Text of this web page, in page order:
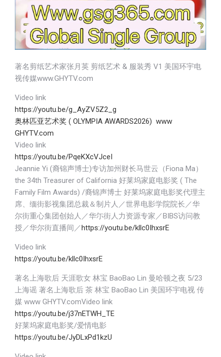
著名剪纸艺术家张月英 剪纸艺术 & 服装秀 V1 美国环宇电
视传媒www.GHYTV.com
Video link
https://youtu.be/g_AyZV5Z2_g
奥林匹亚艺术奖 ( OLYMPIA AWARDS2026) www
GHYTV.com
Video link
https://youtu.be/PqeKXcVJceI
Jeannie Yi (裔锦声博士)专访加州财长马世云（Fiona Ma）
the 34th Treasurer of California 好莱坞家庭电影奖 ( The
Family Film Awards) /裔锦声博士 好莱坞家庭电影奖代理主
席、缅街影视集团总裁＆制片人／世界电影学院院长／华
尔街重心集团创始人／华尓街人力资源专家／BIBS访问教
授／华尔街直播间／ https://youtu.be/kllc0IhxsrE
Video link
https://youtu.be/kllc0IhxsrE
著名上海歌后 天涯歌女 林宝 BaoBao Lin 曼哈顿之夜 5/23
上海谣 著名上海歌后 茶 林宝 BaoBao Lin 美国环宇电视 传
媒 www GHYTV.comVideo link
https://youtu.be/j37nETWH_TE
好莱坞家庭电影奖/爱情电影
https://youtu.be/JyDLxPd1kzU